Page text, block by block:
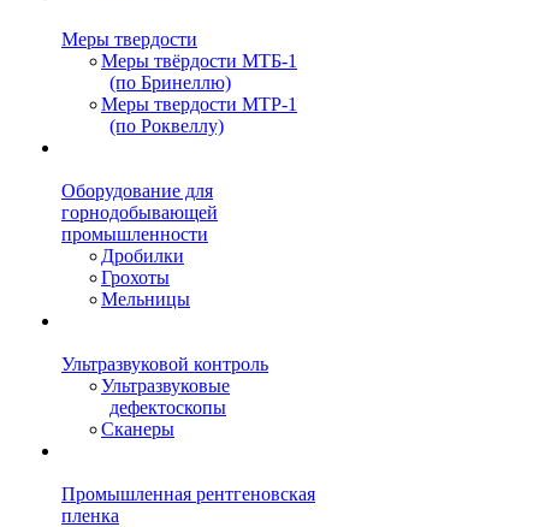
Меры твердости
Меры твёрдости МТБ-1
(по Бринеллю)
Меры твердости МТР-1
(по Роквеллу)
Оборудование для
горнодобывающей
промышленности
Дробилки
Грохоты
Мельницы
Ультразвуковой контроль
Ультразвуковые
дефектоскопы
Сканеры
Промышленная рентгеновская
пленка